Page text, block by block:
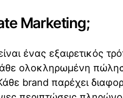
Marketing;
ένας εξαιρετικός
ολοκληρωμένη
brand παρέχει